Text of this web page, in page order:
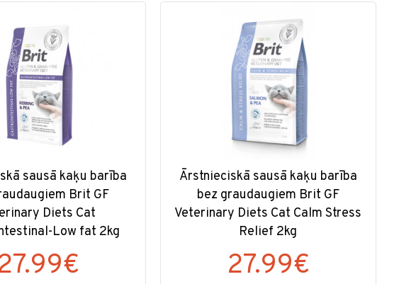
sausā kaķu barība
Brit GF
Diets Cat
Low fat 2kg
Ārstnieciskā sausā kaķu barība
bez graudaugiem Brit GF
Veterinary Diets Cat Calm Stress
Relief 2kg
27.99€